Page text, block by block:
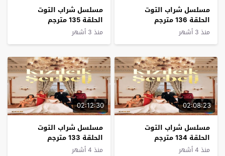
مسلسل شراب التوت
الحلقة 136 مترجم
منذ 3 أشهر
مسلسل شراب التوت
الحلقة 135 مترجم
منذ 3 أشهر
02:08:23
مسلسل شراب التوت
الحلقة 134 مترجم
منذ 4 أشهر
02:12:30
مسلسل شراب التوت
الحلقة 133 مترجم
منذ 4 أشهر